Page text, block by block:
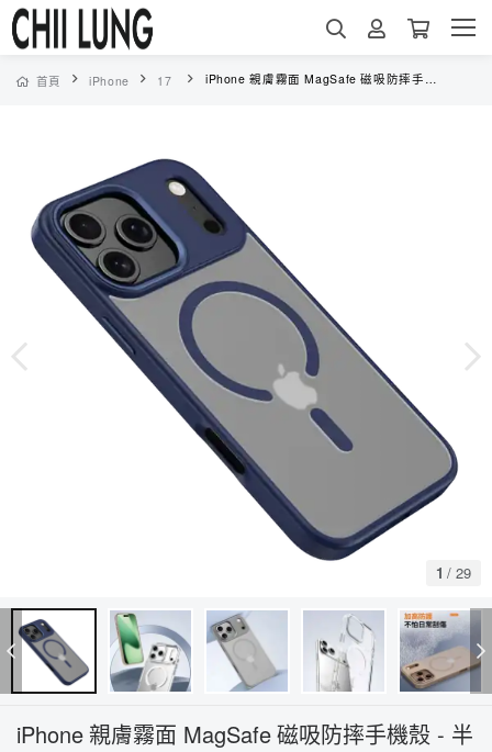
首頁 iPhone 17 iPhone 親膚霧面 MagSafe 磁吸防摔手機殼 - 半透明合金鏡頭環抗黃保護殼（7124）
1 / 29
iPhone 親膚霧面 MagSafe 磁吸防摔手機殼 - 半